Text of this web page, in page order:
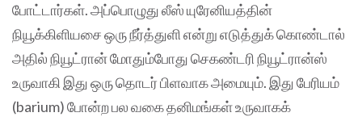
போட்டார்கள். அப்பொழுது லீஸ் யுரேனியத்தின்
நியூக்கிளியசை ஒரு நீர்த்துளி என்று எடுத்துக் கொண்டால்
அதில் நியூட்ரான் மோதும்போது செகண்டரி நியூட்ரான்ஸ்
உருவாகி இது ஒரு தொடர் பிளவாக அமையும். இது பேரியம்
(barium) போன்ற பல வகை தனிமங்கள் உருவாகக்